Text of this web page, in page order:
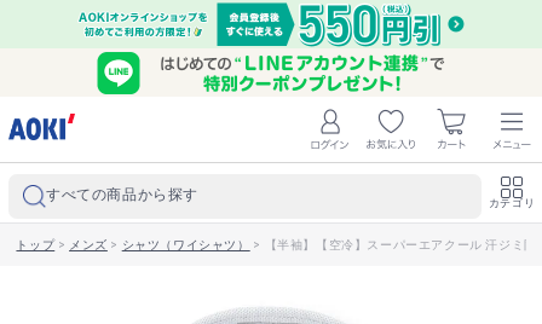
すべての商品から探す カテゴリ
トップ> メンズ > シャツ（ワイシャツ） > 【半袖】【空冷】スーパーエアクール 汗ジミ